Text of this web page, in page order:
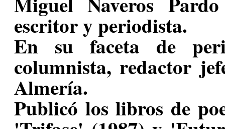
escritor y periodista.
En su faceta de
columnista, redactor
Almería.
Publicó los libros de